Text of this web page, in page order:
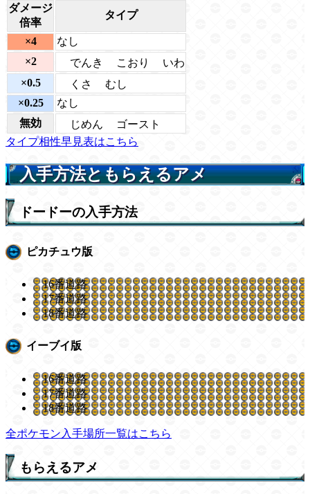
ダメージ
倍率
タイプ
×4
なし
×2
でんき こおり
いわ
×0.5
くさ
むし
×0.25
なし
無効
じめん
ゴースト
タイプ相性早見表はこちら
入手方法ともらえるアメ
ドードーの入手方法
ピカチュウ版
16番道路
17番道路
18番道路
イーブイ版
16番道路
17番道路
18番道路
全ポケモン入手場所一覧はこちら
もらえるアメ